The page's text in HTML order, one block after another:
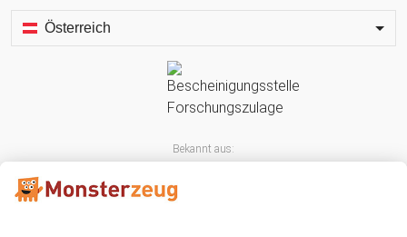
Österreich
Bekannt aus: